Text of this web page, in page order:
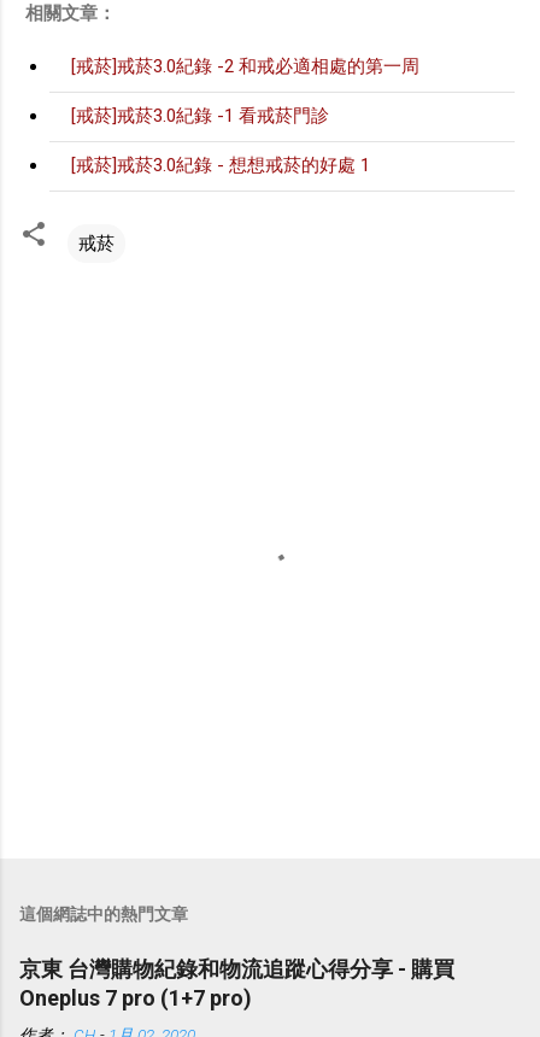
相關文章：
[戒菸]戒菸3.0紀錄 -2 和戒必適相處的第一周
[戒菸]戒菸3.0紀錄 -1 看戒菸門診
[戒菸]戒菸3.0紀錄 - 想想戒菸的好處 1
戒菸
這個網誌中的熱門文章
京東 台灣購物紀錄和物流追蹤心得分享 - 購買
Oneplus 7 pro (1+7 pro)